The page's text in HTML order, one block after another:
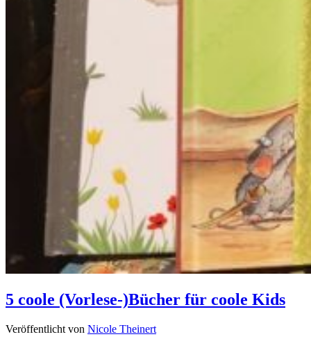
5 coole (Vorlese-)Bücher für coole Kids
Veröffentlicht von Nicole Theinert